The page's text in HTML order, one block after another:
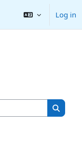
Log in
Search
Search